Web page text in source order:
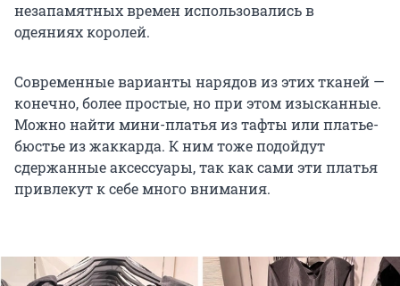
незапамятных времен использовались в
одеяниях королей.
Современные варианты нарядов из этих тканей —
конечно, более простые, но при этом изысканные.
Можно найти мини-платья из тафты или платье-
бюстье из жаккарда. К ним тоже подойдут
сдержанные аксессуары, так как сами эти платья
привлекут к себе много внимания.